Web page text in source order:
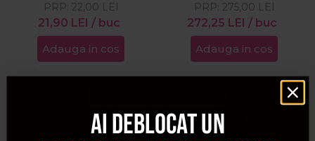
21,90 LEI / buc
PRP: 22,00 LEI
Adauga in cos
272,25 LEI / buc
PRP: 275,00 LEI
Adauga in cos
Ai deblocat un